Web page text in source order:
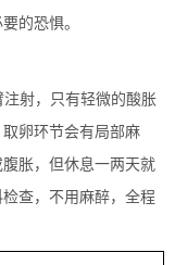
的恐惧。
射，只有轻微的酸胀
卵环节会有局部麻
胀，但休息一两天就
查，不用麻醉，全程